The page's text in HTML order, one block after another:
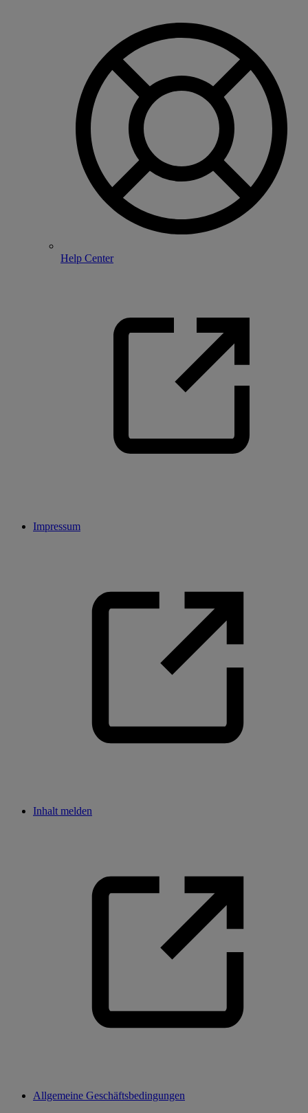
Help Center
Impressum
Inhalt melden
Allgemeine Geschäftsbedingungen